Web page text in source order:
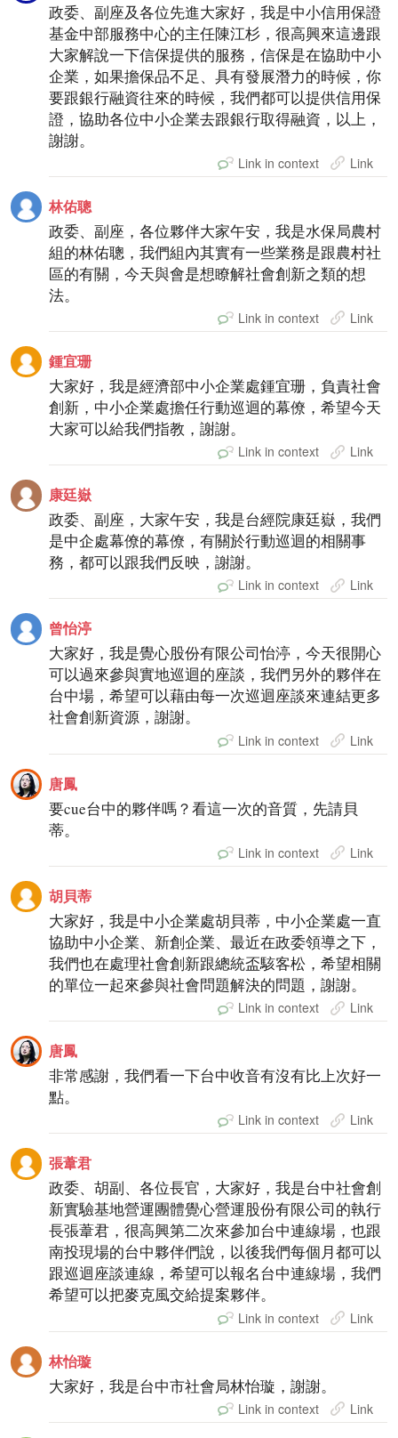
政委、副座及各位先進大家好，我是中小信用保證
基金中部服務中心的主任陳江杉，很高興來這邊跟
大家解說一下信保提供的服務，信保是在協助中小
企業，如果擔保品不足、具有發展潛力的時候，你
要跟銀行融資往來的時候，我們都可以提供信用保
證，協助各位中小企業去跟銀行取得融資，以上，
謝謝。
Link in context Link
林佑聰
政委、副座，各位夥伴大家午安，我是水保局農村
組的林佑聰，我們組內其實有一些業務是跟農村社
區的有關，今天與會是想瞭解社會創新之類的想
法。
Link in context Link
鍾宜珊
大家好，我是經濟部中小企業處鍾宜珊，負責社會
創新，中小企業處擔任行動巡迴的幕僚，希望今天
大家可以給我們指教，謝謝。
Link in context Link
康廷嶽
政委、副座，大家午安，我是台經院康廷嶽，我們
是中企處幕僚的幕僚，有關於行動巡迴的相關事
務，都可以跟我們反映，謝謝。
Link in context Link
曾怡渟
大家好，我是覺心股份有限公司怡渟，今天很開心
可以過來參與實地巡迴的座談，我們另外的夥伴在
台中場，希望可以藉由每一次巡迴座談來連結更多
社會創新資源，謝謝。
Link in context Link
唐鳳
要cue台中的夥伴嗎？看這一次的音質，先請貝
蒂。
Link in context Link
胡貝蒂
大家好，我是中小企業處胡貝蒂，中小企業處一直
協助中小企業、新創企業、最近在政委領導之下，
我們也在處理社會創新跟總統盃駭客松，希望相關
的單位一起來參與社會問題解決的問題，謝謝。
Link in context Link
唐鳳
非常感謝，我們看一下台中收音有沒有比上次好一
點。
Link in context Link
張葦君
政委、胡副、各位長官，大家好，我是台中社會創
新實驗基地營運團體覺心營運股份有限公司的執行
長張葦君，很高興第二次來參加台中連線場，也跟
南投現場的台中夥伴們說，以後我們每個月都可以
跟巡迴座談連線，希望可以報名台中連線場，我們
希望可以把麥克風交給提案夥伴。
Link in context Link
林怡璇
大家好，我是台中市社會局林怡璇，謝謝。
Link in context Link